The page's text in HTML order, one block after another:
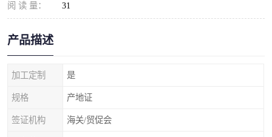
阅 读 量： 31
产品描述
加工定制 是
规格 产地证
签证机构 海关/贸促会